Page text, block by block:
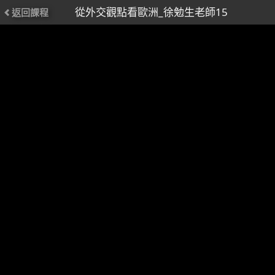
返回課程 從外交觀點看歐洲_徐勉生老師15